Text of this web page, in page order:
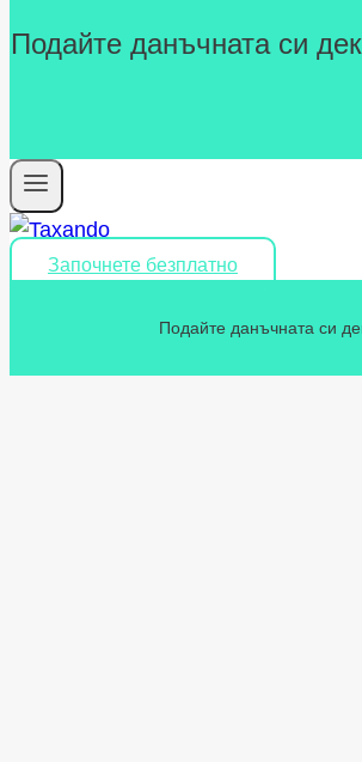
Подайте данъчната си
Започнете безплатно
Подайте данъчната си